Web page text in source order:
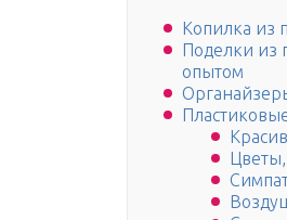
Копилка из
Поделки из
опытом